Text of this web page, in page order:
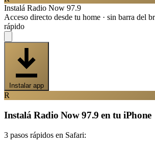
Instalá Radio Now 97.9
Acceso directo desde tu home · sin barra del
rápido
Instalar app
R
Instalá Radio Now 97.9 en tu iPhone
3 pasos rápidos en Safari: